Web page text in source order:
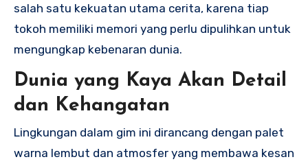
salah satu kekuatan utama cerita, karena tiap
tokoh memiliki memori yang perlu dipulihkan untuk
mengungkap kebenaran dunia.
Dunia yang Kaya Akan Detail
dan Kehangatan
Lingkungan dalam gim ini dirancang dengan palet
warna lembut dan atmosfer yang membawa kesan